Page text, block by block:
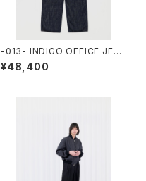
-013- INDIGO OFFICE JEA
NS
¥48,400